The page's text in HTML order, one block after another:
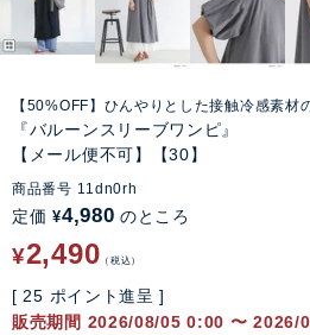
【50%OFF】ひんやりとした接触冷感素材
『バルーンスリーブワンピ』
【メール便不可】【30】
商品番号 11dn0rh
定価 ¥4,980 のところ
¥2,490 税込
[ 25 ポイント進呈 ]
販売期間 2026/08/05 0:00 〜 2026/